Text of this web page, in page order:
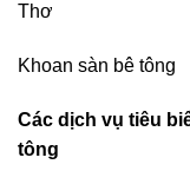
Thơ
Khoan sàn bê tông
Các dịch vụ tiêu
tông